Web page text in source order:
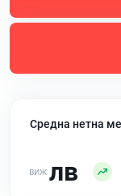
Средна нетна
лв